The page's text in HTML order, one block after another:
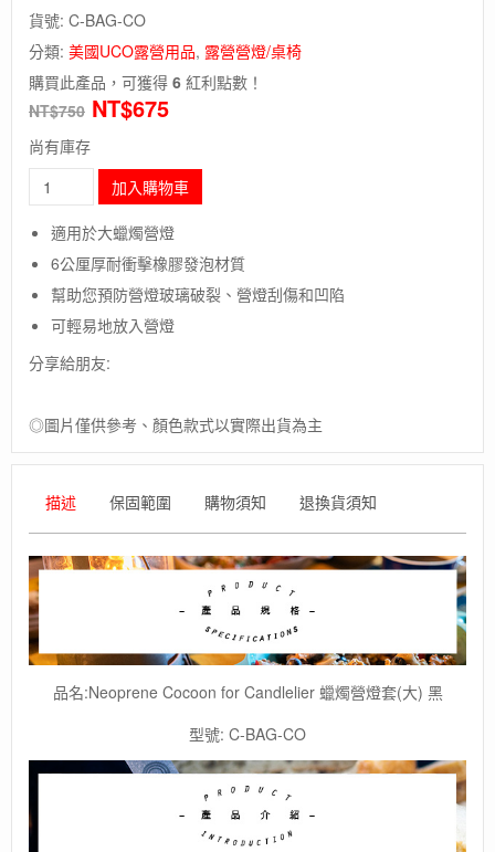
貨號: C-BAG-CO
分類: 美國UCO露營用品, 露營營燈/桌椅
購買此產品，可獲得 6 紅利點數！
NT$750 NT$675
尚有庫存
毛
美
國
【UCO】
Neoprene
Cocoon
for
Candlelier
燭
燈
(大)
黑
數
量
加入購物車
適用於大蠟燭營燈
6公厘厚耐衝擊橡膠發泡材質
幫助您預防營燈玻璃破裂、營燈刮傷和凹陷
可輕易地放入營燈
分享給朋友:
◎圖片僅供參考、顏色款式以實際出貨為主
描述 保固範圍 購物須知 退換貨須知
品名:Neoprene Cocoon for Candlelier 蠟燭營燈套(大) 黑
型號: C-BAG-CO